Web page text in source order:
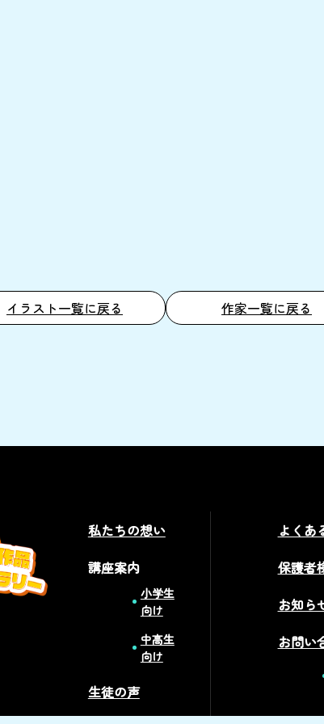
イラスト一覧に戻る 作家一覧に戻る
私たちの想い
講座案内
小学生
向け
中高生
向け
生徒の声
よくあ
保護者
お知ら
お問い